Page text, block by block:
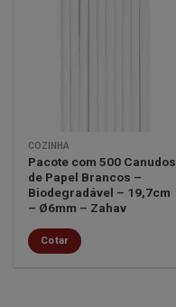
COZINHA
Pacote com 500 Canudos
de Papel Brancos –
Biodegradável – 19,7cm
– Ø6mm – Zahav
Cotar